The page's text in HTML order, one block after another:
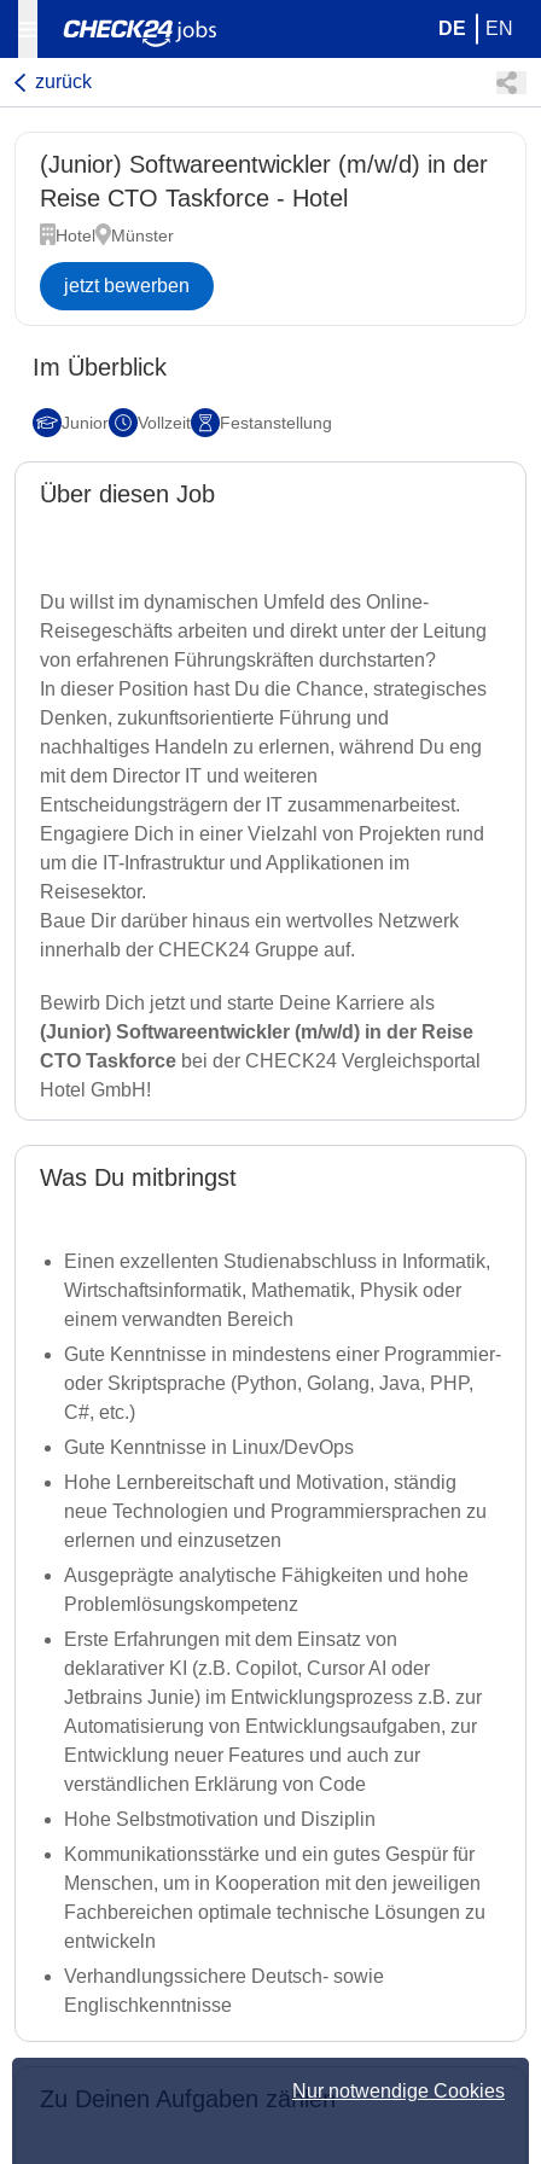
Nur notwendige Cookies
DE EN
zurück
(Junior) Softwareentwickler (m/w/d) in der
Reise CTO Taskforce - Hotel
Hotel Münster
jetzt bewerben
Im Überblick
Junior Vollzeit Festanstellung
Über diesen Job
Du willst im dynamischen Umfeld des Online-
Reisegeschäfts arbeiten und direkt unter der Leitung
von erfahrenen Führungskräften durchstarten?
In dieser Position hast Du die Chance, strategisches
Denken, zukunftsorientierte Führung und
nachhaltiges Handeln zu erlernen, während Du eng
mit dem Director IT und weiteren
Entscheidungsträgern der IT zusammenarbeitest.
Engagiere Dich in einer Vielzahl von Projekten rund
um die IT-Infrastruktur und Applikationen im
Reisesektor.
Baue Dir darüber hinaus ein wertvolles Netzwerk
innerhalb der CHECK24 Gruppe auf.
Bewirb Dich jetzt und starte Deine Karriere als
(Junior) Softwareentwickler (m/w/d) in der Reise
CTO Taskforce bei der CHECK24 Vergleichsportal
Hotel GmbH!
Was Du mitbringst
Einen exzellenten Studienabschluss in Informatik,
Wirtschaftsinformatik, Mathematik, Physik oder
einem verwandten Bereich
Gute Kenntnisse in mindestens einer Programmier-
oder Skriptsprache (Python, Golang, Java, PHP,
C#, etc.)
Gute Kenntnisse in Linux/DevOps
Hohe Lernbereitschaft und Motivation, ständig
neue Technologien und Programmiersprachen zu
erlernen und einzusetzen
Ausgeprägte analytische Fähigkeiten und hohe
Problemlösungskompetenz
Erste Erfahrungen mit dem Einsatz von
deklarativer KI (z.B. Copilot, Cursor AI oder
Jetbrains Junie) im Entwicklungsprozess z.B. zur
Automatisierung von Entwicklungsaufgaben, zur
Entwicklung neuer Features und auch zur
verständlichen Erklärung von Code
Hohe Selbstmotivation und Disziplin
Kommunikationsstärke und ein gutes Gespür für
Menschen, um in Kooperation mit den jeweiligen
Fachbereichen optimale technische Lösungen zu
entwickeln
Verhandlungssichere Deutsch- sowie
Englischkenntnisse
Zu Deinen Aufgaben zählen